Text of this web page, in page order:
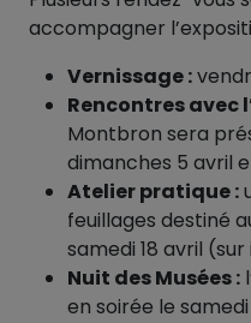
accompagner
Vernissage :
Rencontres avec
Montbron sera
dimanches 5 avril
Atelier pratique :
feuillages destiné
samedi 18 avril
Nuit des Musées :
en soirée le samedi